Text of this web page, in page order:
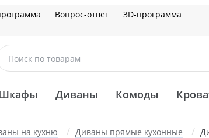
Вопрос-ответ 3D-программа
Поиск по товарам
Диваны Комоды
на кухню Диваны прямые кухонные